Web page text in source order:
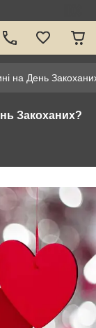
на День
Закоханих?